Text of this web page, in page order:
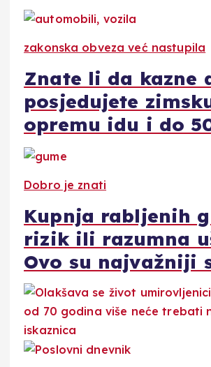
zakonska obveza već nastupila
Znate li da kazne
posjedujete
opremu idu i do
Dobro je znati
Kupnja rabljenih
rizik ili razumna
Ovo su najvažniji